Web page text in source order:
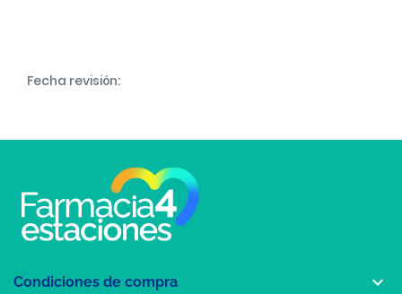
Fecha revisión:
Condiciones de compra 